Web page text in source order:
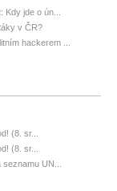
jde o ún...
v ČR?
hackerem ...
(8. sr...
(8. sr...
UN...